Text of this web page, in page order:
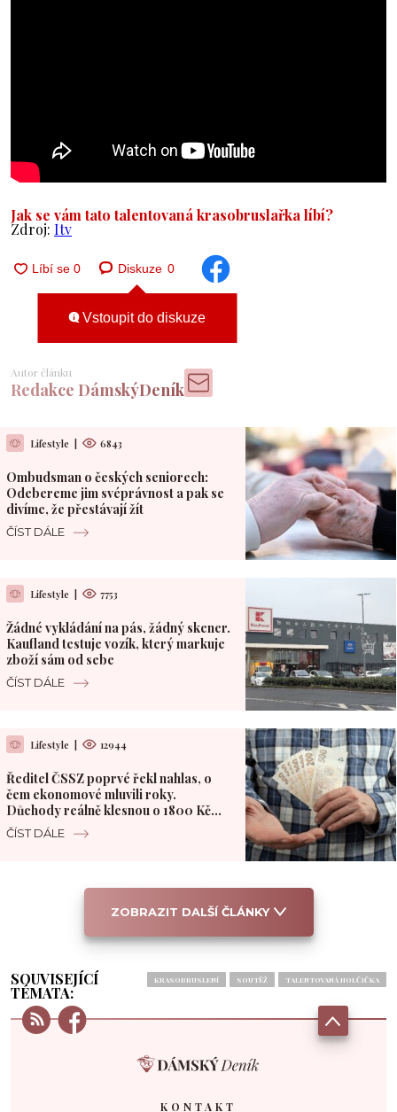
Jak se vám tato talentovaná krasobruslařka líbí?
Zdroj: Itv
Diskuze 0
Vstoupit do diskuze
Autor článku
Redakce DámskýDeník
Lifestyle | 6843
Ombudsman o českých seniorech:
Odebereme jim svéprávnost a pak se
divíme, že přestávají žít
ČÍST DÁLE
Lifestyle | 7753
Žádné vykládání na pás, žádný skener.
Kaufland testuje vozík, který markuje
zboží sám od sebe
ČÍST DÁLE
Lifestyle | 12944
Ředitel ČSSZ poprvé řekl nahlas, o
čem ekonomové mluvili roky.
Důchody reálně klesnou o 1800 Kč
měsíčně
ČÍST DÁLE
ZOBRAZIT DALŠÍ ČLÁNKY
SOUVISEJÍCÍ
TÉMATA:
KRASOBRUSLENÍ SOUTĚŽ TALENTOVANÁ HOLČIČKA
KONTAKT